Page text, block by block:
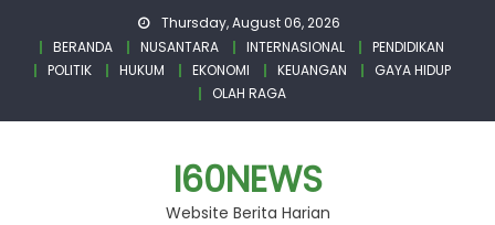
content
Thursday, August 06, 2026
BERANDA
NUSANTARA INTERNASIONAL
PENDIDIKAN
POLITIK
HUKUM EKONOMI KEUANGAN
GAYA HIDUP
OLAH RAGA
I60NEWS
Website Berita Harian